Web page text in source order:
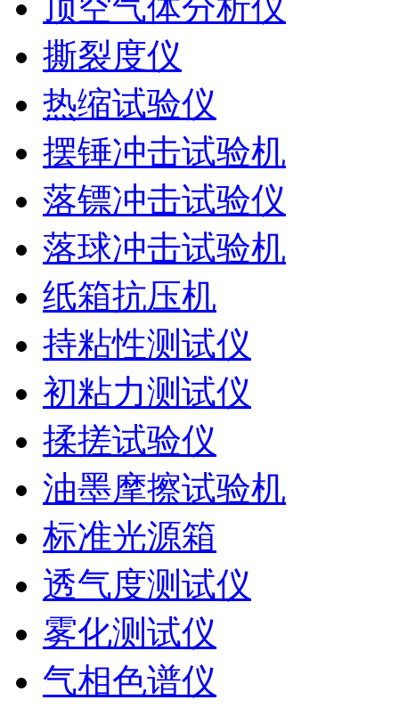
撕裂度仪
热缩试验仪
摆锤冲击试验机
落镖冲击试验仪
落球冲击试验机
纸箱抗压机
持粘性测试仪
初粘力测试仪
揉搓试验仪
油墨摩擦试验机
标准光源箱
透气度测试仪
雾化测试仪
气相色谱仪